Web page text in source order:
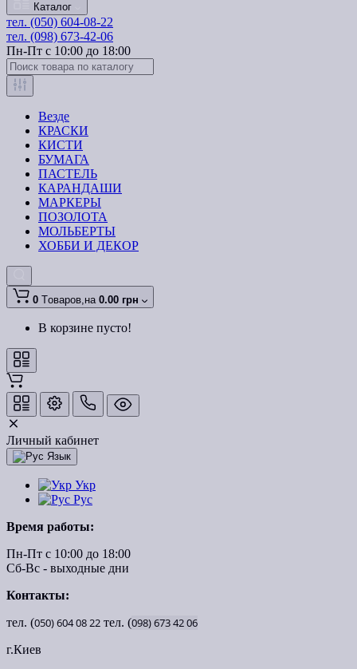
Каталог
тел. (050) 604-08-22
тел. (098) 673-42-06
Пн-Пт с 10:00 до 18:00
Везде
КРАСКИ
КИСТИ
БУМАГА
ПАСТЕЛЬ
КАРАНДАШИ
МАРКЕРЫ
ПОЗОЛОТА
МОЛЬБЕРТЫ
ХОББИ И ДЕКОР
0 Tоваров,на 0.00 грн
В корзине пусто!
Личный кабинет
Язык
Укр
Рус
Время работы:
Пн-Пт с 10:00 до 18:00
Сб-Вс - выходные дни
Контакты:
тел. (050)6040822 тел. (098)6734206
г.Киев